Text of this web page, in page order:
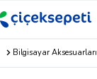
Bilgisayar Aksesuarları